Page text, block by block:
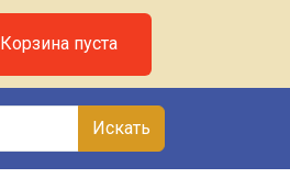
Корзина пуста
Искать